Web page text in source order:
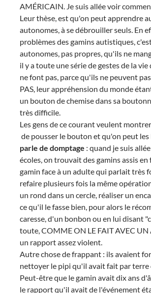
AMÉRICAIN. Je suis allée voir
Leur thèse, est qu'on peut apprendre
autonomes, à se débrouiller seuls. En
problèmes des gamins autistiques,
autonomes, pas propres, qu'ils ne
il y a toute une série de gestes de la
ne font pas, parce qu'ils ne peuvent
PAS, leur appréhension du monde
un bouton de chemise dans sa
très difficile.
Les gens de ce courant veulent
de pousser le bouton et qu'on peut les
parle de domptage : quand je suis
écoles, on trouvait des gamins assis en
gamin face à un adulte qui parlait très
refaire plusieurs fois la même
un rond dans un cercle, réaliser un
ce qu'il le fasse bien, pour alors le
caresse, d'un bonbon ou en lui disant
toute, COMME ON LE FAIT AVEC
un rapport assez violent.
Autre chose de frappant : ils avaient
nettoyer le pipi qu'il avait fait par terre
Peut-être que le gamin avait dix ans
le rapport qu'il avait de l'événement